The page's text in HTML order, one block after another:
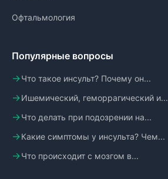
Офтальмология
Популярные вопросы
Что такое инсульт? Почему он...
Ишемический, геморрагический и...
Что делать при подозрении на...
Какие симптомы у инсульта? Чем...
Что происходит с мозгом в...